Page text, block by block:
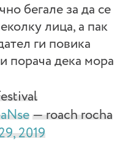
бегале за да се
лица, а пак
ги повика
порача дека мора
— roach rocha
2019